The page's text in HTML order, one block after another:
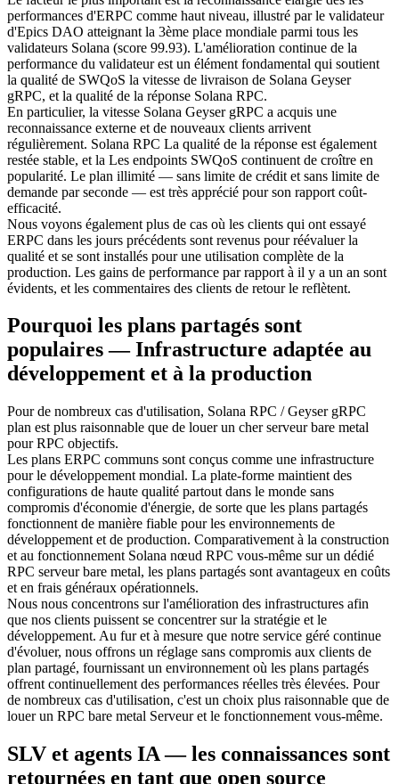
performances d'ERPC comme haut niveau, illustré par le validateur
d'Epics DAO atteignant la 3ème place mondiale parmi tous les
validateurs Solana (score 99.93). L'amélioration continue de la
performance du validateur est un élément fondamental qui soutient
la qualité de SWQoS la vitesse de livraison de Solana Geyser
gRPC, et la qualité de la réponse Solana RPC.
En particulier, la vitesse Solana Geyser gRPC a acquis une
reconnaissance externe et de nouveaux clients arrivent
régulièrement. Solana RPC La qualité de la réponse est également
restée stable, et la Les endpoints SWQoS continuent de croître en
popularité. Le plan illimité — sans limite de crédit et sans limite de
demande par seconde — est très apprécié pour son rapport coût-
efficacité.
Nous voyons également plus de cas où les clients qui ont essayé
ERPC dans les jours précédents sont revenus pour réévaluer la
qualité et se sont installés pour une utilisation complète de la
production. Les gains de performance par rapport à il y a un an sont
évidents, et les commentaires des clients de retour le reflètent.
Pourquoi les plans partagés sont
populaires — Infrastructure adaptée au
développement et à la production
Pour de nombreux cas d'utilisation, Solana RPC / Geyser gRPC
plan est plus raisonnable que de louer un cher serveur bare metal
pour RPC objectifs.
Les plans ERPC communs sont conçus comme une infrastructure
pour le développement mondial. La plate-forme maintient des
configurations de haute qualité partout dans le monde sans
compromis d'économie d'énergie, de sorte que les plans partagés
fonctionnent de manière fiable pour les environnements de
développement et de production. Comparativement à la construction
et au fonctionnement Solana nœud RPC vous-même sur un dédié
RPC serveur bare metal, les plans partagés sont avantageux en coûts
et en frais généraux opérationnels.
Nous nous concentrons sur l'amélioration des infrastructures afin
que nos clients puissent se concentrer sur la stratégie et le
développement. Au fur et à mesure que notre service géré continue
d'évoluer, nous offrons un réglage sans compromis aux clients de
plan partagé, fournissant un environnement où les plans partagés
offrent continuellement des performances réelles très élevées. Pour
de nombreux cas d'utilisation, c'est un choix plus raisonnable que de
louer un RPC bare metal Serveur et le fonctionnement vous-même.
SLV et agents IA — les connaissances sont
retournées en tant que open source